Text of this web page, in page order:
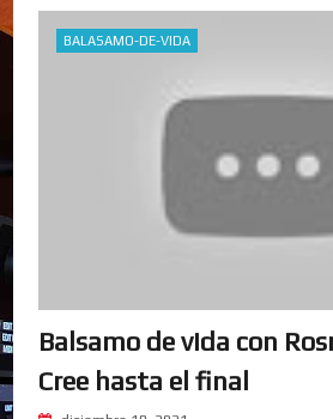
BALASAMO-DE-VIDA
Balsamo de vida con
Cree hasta el final